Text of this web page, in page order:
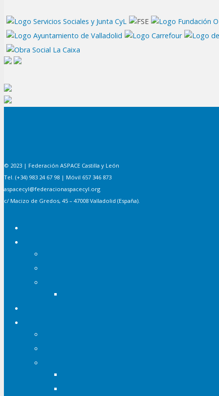
© 2023 | Federación ASPACE Castilla y León
Tel. (+34) 983 24 67 98 | Móvil 657 346 873
aspacecyl@federacionaspacecyl.org
c/ Macizo de Gredos, 45 – 47008 Valladolid (España).